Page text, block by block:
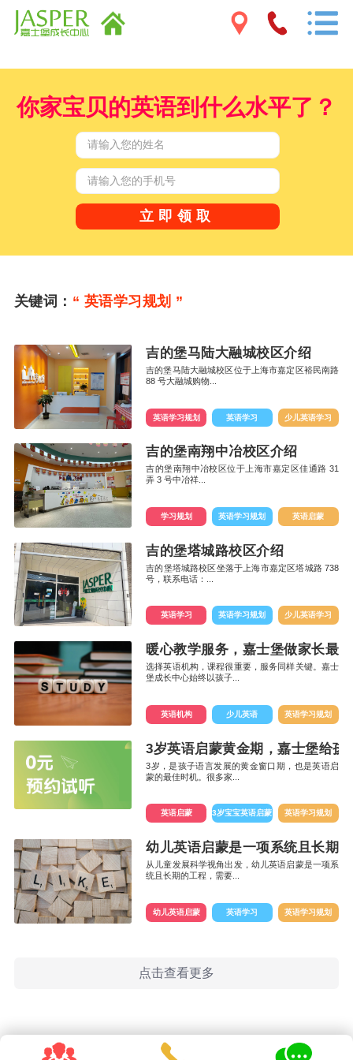
你家宝贝的英语到什么水平了？
关键词： “ 英语学习规划 ”
吉的堡马陆大融城校区介绍
英语学习规划 英语学习 少儿英语学习
吉的堡马陆大融城校区位于上海市嘉定区裕民南路
88 号大融城购物...
吉的堡南翔中冶校区介绍
学习规划 英语学习规划 英语启蒙
吉的堡南翔中冶校区位于上海市嘉定区佳通路 31
弄 3 号中冶祥...
吉的堡塔城路校区介绍
英语学习 英语学习规划 少儿英语学习
吉的堡塔城路校区坐落于上海市嘉定区塔城路 738
号，联系电话：...
暖心教学服务，嘉士堡做家长最
英语机构 少儿英语 英语学习规划
选择英语机构，课程很重要，服务同样关键。嘉士
堡成长中心始终以孩子...
3岁英语启蒙黄金期，嘉士堡给孩
英语启蒙 3岁宝宝英语启蒙 英语学习规划
3岁，是孩子语言发展的黄金窗口期，也是英语启
蒙的最佳时机。很多家...
幼儿英语启蒙是一项系统且长期
幼儿英语启蒙 英语学习 英语学习规划
从儿童发展科学视角出发，幼儿英语启蒙是一项系
统且长期的工程，需要...
点击查看更多